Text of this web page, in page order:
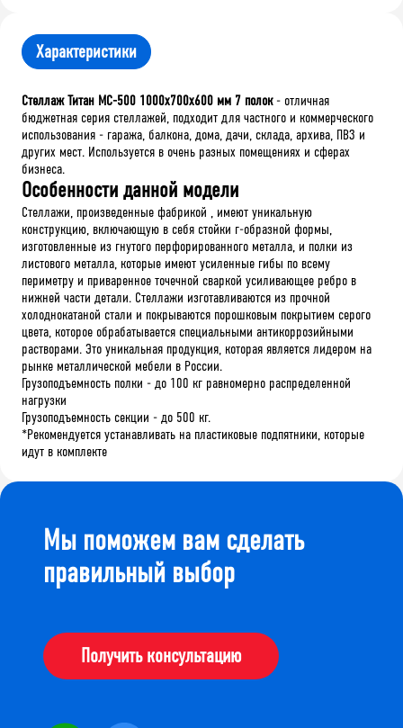
Характеристики
Стеллаж Титан МС-500 1000х700х600 мм 7 полок- отличная
бюджетная серия стеллажей, подходит для частного и коммерческого
использования - гаража, балкона, дома, дачи, склада, архива, ПВЗ и
других мест. Используется в очень разных помещениях и сферах
бизнеса.
Особенности данной модели
Стеллажи произведенные фабрикой имеют уникальную
конструкцию включающую в себя стойки г-образной формы
изготовленные из гнутого перфорированного металла и полки из
листового металла которые имеют усиленные гибы по всему
периметру и приваренное точечной сваркой усиливающее ребро в
нижней части детали. Стеллажи изготавливаются из прочной
холоднокатаной стали и покрываются порошковым покрытием серого
цвета которое обрабатывается специальными антикоррозийными
растворами. Это уникальная продукция которая является лидером на
рынке металлической мебели в России.
Грузоподъемность полки - до 100 кг равномерно распределенной
нагрузки
Грузоподъемность секции - до 500 кг.
*Рекомендуется устанавливать на пластиковые подпятники которые
идут в комплекте
Мы поможем вам сделать
правильный выбор
Получить консультацию